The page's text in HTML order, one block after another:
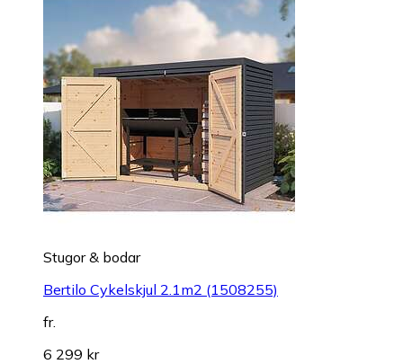
Stugor & bodar
Bertilo Cykelskjul 2.1m2 (1508255)
fr.
6 299 kr